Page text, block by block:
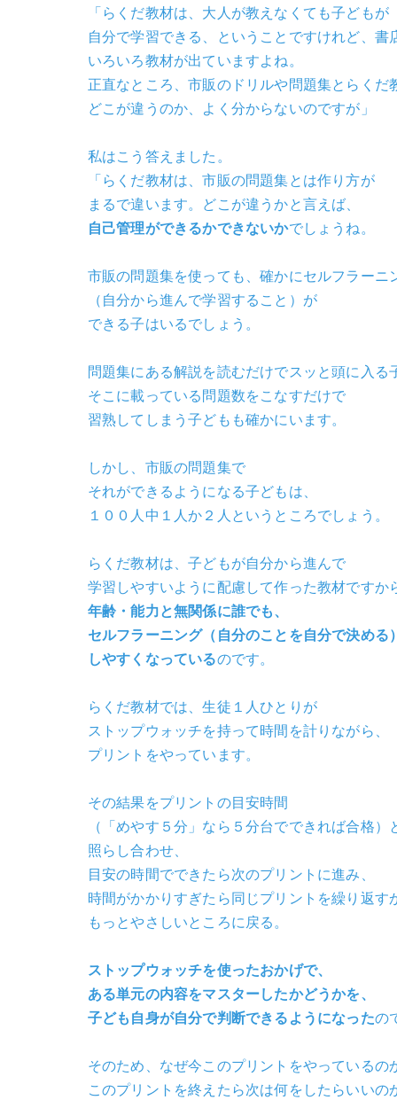
「らくだ教材は、大人が教えなくても子どもが
自分で学習できる、ということですけれど、書
いろいろ教材が出ていますよね。
正直なところ、市販のドリルや問題集とらくだ
どこが違うのか、よく分からないのですが」
私はこう答えました。
「らくだ教材は、市販の問題集とは作り方が
まるで違います。どこが違うかと言えば、
自己管理ができるかできないかでしょうね。
市販の問題集を使っても、確かにセルフラーニ
（自分から進んで学習すること）が
できる子はいるでしょう。
問題集にある解説を読むだけでスッと頭に入る
そこに載っている問題数をこなすだけで
習熟してしまう子どもも確かにいます。
しかし、市販の問題集で
それができるようになる子どもは、
１００人中１人か２人というところでしょう。
らくだ教材は、子どもが自分から進んで
学習しやすいように配慮して作った教材ですか
年齢・能力と無関係に誰でも、
セルフラーニング（自分のことを自分で決める）
しやすくなっているのです。
らくだ教材では、生徒１人ひとりが
ストップウォッチを持って時間を計りながら、
プリントをやっています。
その結果をプリントの目安時間
（「めやす５分」なら５分台でできれば合格）
照らし合わせ、
目安の時間でできたら次のプリントに進み、
時間がかかりすぎたら同じプリントを繰り返す
もっとやさしいところに戻る。
ストップウォッチを使ったおかげで、
ある単元の内容をマスターしたかどうかを、
子ども自身が自分で判断できるようになったの
そのため、なぜ今このプリントをやっているの
このプリントを終えたら次は何をしたらいいの